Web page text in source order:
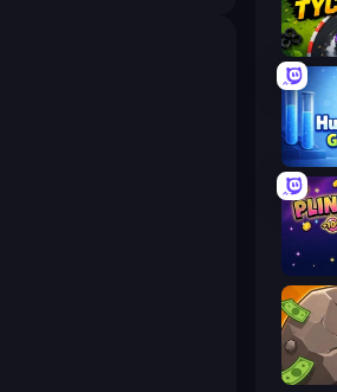
Drift
PLINKO!
Mine